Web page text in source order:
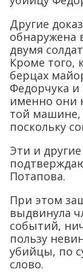
Другие
обнаружена
двумя
Кроме того,
берцах
Федорчука и
именно они
той машине,
поскольку
Эти и
Потапова.
При этом
выдвинула
событий,
пользу
убийцы, по
слово.